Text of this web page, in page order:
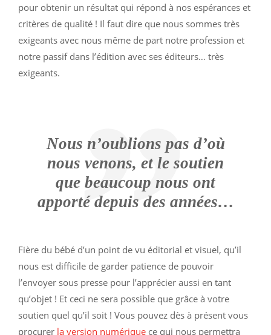
pour obtenir un résultat qui répond à nos espérances et
critères de qualité ! Il faut dire que nous sommes très
exigeants avec nous même de part notre profession et
notre passif dans l’édition avec ses éditeurs… très
exigeants.
Nous n’oublions pas d’où
nous venons, et le soutien
que beaucoup nous ont
apporté depuis des années…
Fière du bébé d’un point de vu éditorial et visuel, qu’il
nous est difficile de garder patience de pouvoir
l’envoyer sous presse pour l’apprécier aussi en tant
qu’objet ! Et ceci ne sera possible que grâce à votre
soutien quel qu’il soit ! Vous pouvez dès à présent vous
procurer la version numérique ce qui nous permettra